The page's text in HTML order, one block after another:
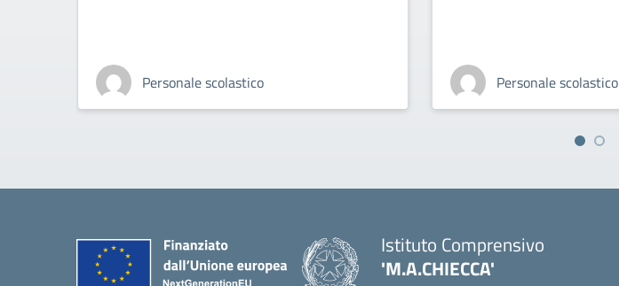
Personale scolastico Personale scolastico
Istituto Comprensivo
'M.A.CHIECCA'